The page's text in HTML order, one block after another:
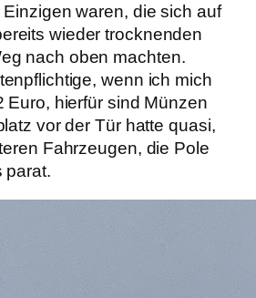
waren, die sich auf
wieder trocknenden
nach oben machten.
wenn ich mich
Euro, hierfür sind Münzen
vor der Tür hatte quasi,
Fahrzeugen, die Pole
parat.